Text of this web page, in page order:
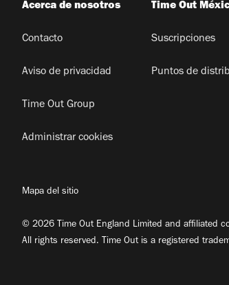
Acerca de nosotros
Contacto
Aviso de privacidad
Time Out Group
Administrar cookies
Time Out
Suscripciones
Puntos de
Mapa del sitio
© 2026 Time Out England Limited and affiliated
All rights reserved. Time Out is a registered